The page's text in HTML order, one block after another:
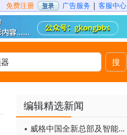
免费注册 广告服务 | 客服中心
搜
编辑精选新闻
▪ 威格中国全新总部及智能工厂启用